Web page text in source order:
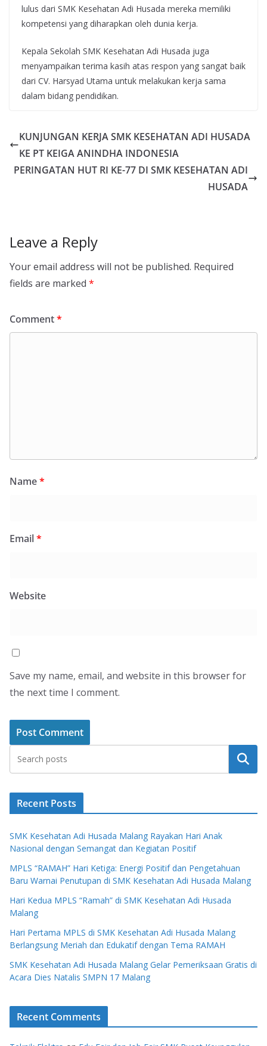
lulus dari SMK Kesehatan Adi Husada mereka memiliki
kompetensi yang diharapkan oleh dunia kerja.
Kepala Sekolah SMK Kesehatan Adi Husada juga
menyampaikan terima kasih atas respon yang sangat baik
dari CV. Harsyad Utama untuk melakukan kerja sama
dalam bidang pendidikan.
KUNJUNGAN KERJA SMK KESEHATAN ADI HUSADA
KE PT KEIGA ANINDHA INDONESIA
PERINGATAN HUT RI KE-77 DI SMK KESEHATAN ADI
HUSADA
Leave a Reply
Your email address will not be published. Required
fields are marked *
Comment*
Name*
Email*
Website
Save my name, email, and website in this browser for
the next time I comment.
Search
Recent Posts
SMK Kesehatan Adi Husada Malang Rayakan Hari Anak
Nasional dengan Semangat dan Kegiatan Positif
MPLS “RAMAH” Hari Ketiga: Energi Positif dan Pengetahuan
Baru Warnai Penutupan di SMK Kesehatan Adi Husada Malang
Hari Kedua MPLS “Ramah” di SMK Kesehatan Adi Husada
Malang
Hari Pertama MPLS di SMK Kesehatan Adi Husada Malang
Berlangsung Meriah dan Edukatif dengan Tema RAMAH
SMK Kesehatan Adi Husada Malang Gelar Pemeriksaan Gratis di
Acara Dies Natalis SMPN 17 Malang
Recent Comments